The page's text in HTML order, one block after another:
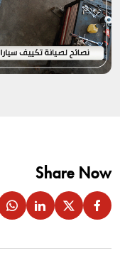
Share Now